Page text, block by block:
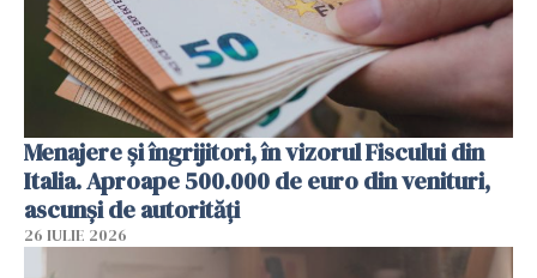
Menajere și îngrijitori, în vizorul Fiscului din
Italia. Aproape 500.000 de euro din venituri,
ascunși de autorități
26 IULIE 2026